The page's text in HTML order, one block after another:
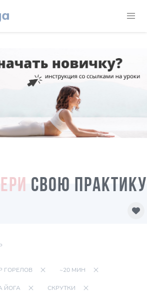
СВОЮ ПРАКТИКУ
ГОРЕЛОВ ~20 МИН
ЙОГА СКРУТКИ